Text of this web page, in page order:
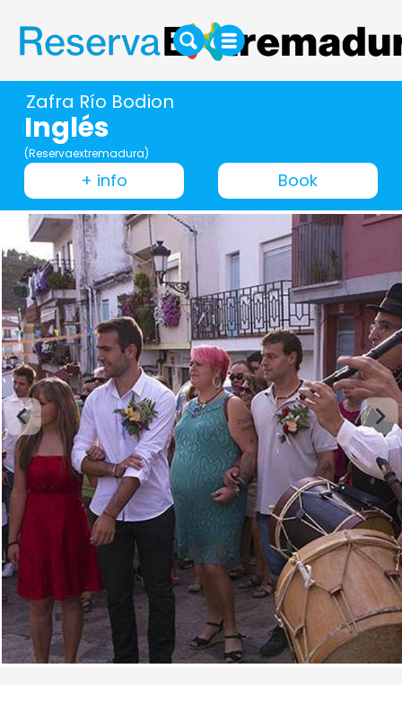
Zafra Río Bodion
Inglés
(Reservaextremadura)
+ info Book